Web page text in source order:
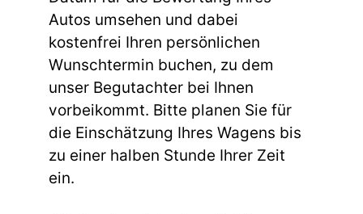
Autos umsehen und dabei
kostenfrei Ihren persönlichen
Wunschtermin buchen, zu dem
unser Begutachter bei Ihnen
vorbeikommt. Bitte planen Sie für
die Einschätzung Ihres Wagens bis
zu einer halben Stunde Ihrer Zeit
ein.